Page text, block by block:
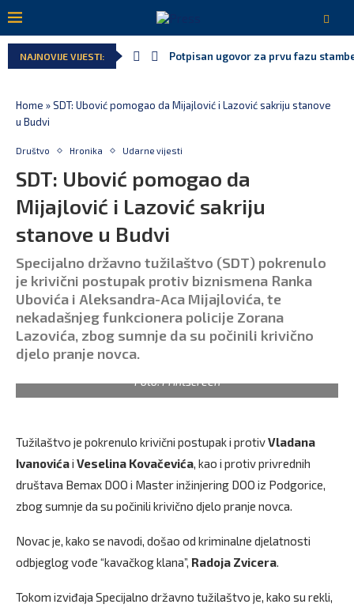
NAJNOVIJE VIJESTI: Potpisan ugovor za prvu fazu
Home »SDT: Ubović pomogao da Mijajlović i Lazović sakriju stanove
u Budvi
Društvo Hronika Udarne vijesti
SDT: Ubović pomogao da
Mijajlović i Lazović sakriju
stanove u Budvi
Specijalno državno tužilaštvo (SDT) pokrenulo
je krivični postupak protiv biznismena Ranka
Ubovića i Aleksandra-Aca Mijajlovića, te
nekadašnjeg funkcionera policije Zorana
Lazovića, zbog sumnje da su počinili krivično
djelo pranje novca.
Foto: Printscreen
Tužilaštvo je pokrenulo krivični postupak i protivVladana
Ivanovićai Veselina Kovačevića, kao i protiv privrednih
društava Bemax DOO i Master inžinjering DOO iz Podgorice,
zbog sumnje da su počinili krivično djelo pranje novca.
Novac je, kako se navodi, došao od kriminalne djelatnosti
odbjeglog vođe “kavačkog klana”, Radoja Zvicera.
Tokom izviđaja Specijalno državno tužilaštvo je, kako su rekli,